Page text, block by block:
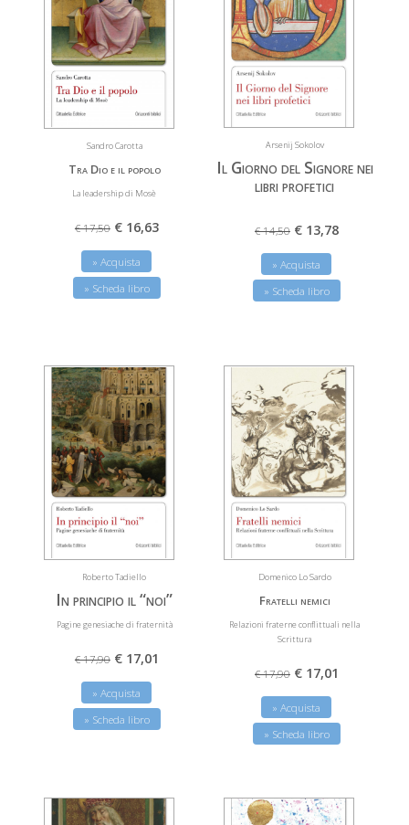
Sandro Carotta
Tra Dio e il popolo
La leadership di Mosè
€ 17,50 € 16,63
» Acquista
» Scheda libro
Arsenij Sokolov
Il Giorno del Signore nei
libri profetici
€ 14,50 € 13,78
» Acquista
» Scheda libro
Roberto Tadiello
In principio il “noi”
Pagine genesiache di fraternità
€ 17,90 € 17,01
» Acquista
» Scheda libro
Domenico Lo Sardo
Fratelli nemici
Relazioni fraterne conflittuali nella
Scrittura
€ 17,90 € 17,01
» Acquista
» Scheda libro